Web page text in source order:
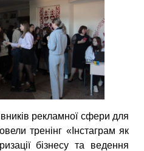
рекламної сфери для
тренінг «Інстаграм як
бізнесу та ведення